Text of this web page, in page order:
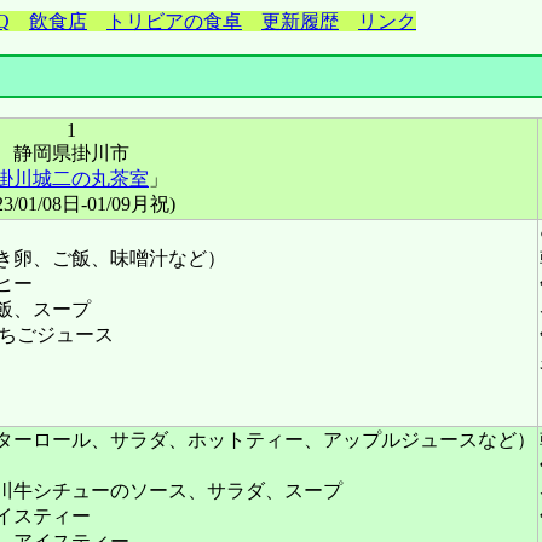
飲食店 トリビアの食卓 更新履歴 リンク
1
静岡県掛川市
川城二の丸茶室 」
01/08日-01/09月祝)
、ご飯、味噌汁など）
ー
、スープ
ごジュース
ロール、サラダ、ホットティー、アップルジュースなど）
牛シチューのソース、サラダ、スープ
スティー